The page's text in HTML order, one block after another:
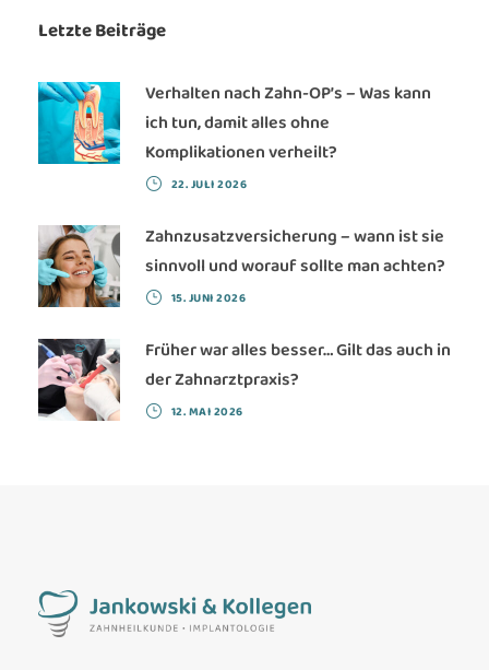
Letzte Beiträge
Verhalten nach Zahn-OP’s – Was kann
ich tun, damit alles ohne
Komplikationen verheilt?
22. JULI 2026
Zahnzusatzversicherung – wann ist sie
sinnvoll und worauf sollte man achten?
15. JUNI 2026
Früher war alles besser… Gilt das auch in
der Zahnarztpraxis?
12. MAI 2026